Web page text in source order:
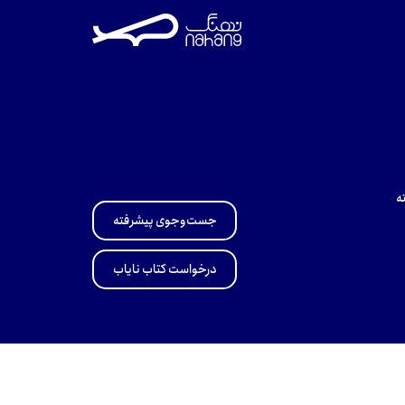
جست‌وجوی پیشرفته
درخواست کتاب نایاب